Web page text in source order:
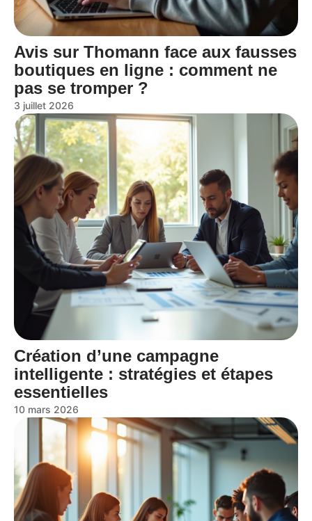
Avis sur Thomann face aux fausses
boutiques en ligne : comment ne
pas se tromper ?
3 juillet 2026
Création d’une campagne
intelligente : stratégies et étapes
essentielles
10 mars 2026